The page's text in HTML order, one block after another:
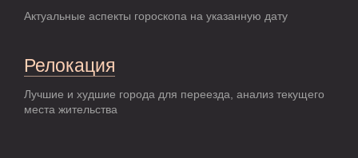
Актуальные аспекты гороскопа на указанную дату
Релокация
Лучшие и худшие города для переезда, анализ текущего
места жительства